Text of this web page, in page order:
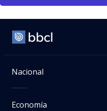
Nacional
Economía